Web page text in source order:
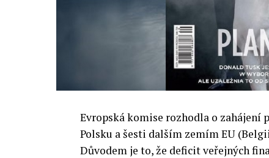
Evropská komise rozhodla o zahájení
Polsku a šesti dalším zemím EU
Důvodem je to, že deficit veřejných